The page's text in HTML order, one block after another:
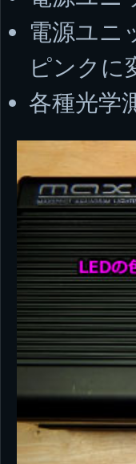
電源ユニ
ピンクに
各種光学